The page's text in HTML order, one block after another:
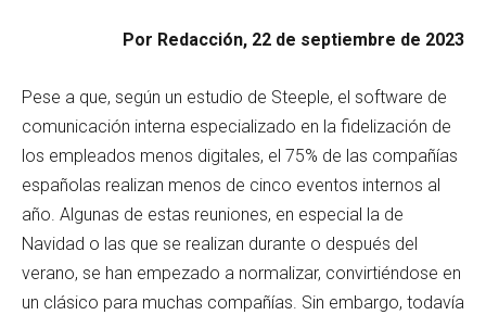
Por Redacción, 22 de septiembre de 2023
Pese a que, según un estudio de Steeple, el software de
comunicación interna especializado en la fidelización de
los empleados menos digitales, el 75% de las compañías
españolas realizan menos de cinco eventos internos al
año. Algunas de estas reuniones, en especial la de
Navidad o las que se realizan durante o después del
verano, se han empezado a normalizar, convirtiéndose en
un clásico para muchas compañías. Sin embargo, todavía